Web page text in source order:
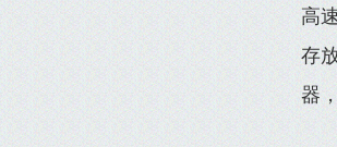
高
存
器